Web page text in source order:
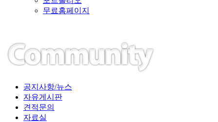
무료홈페이지
공지사항/뉴스
자유게시판
견적문의
자료실